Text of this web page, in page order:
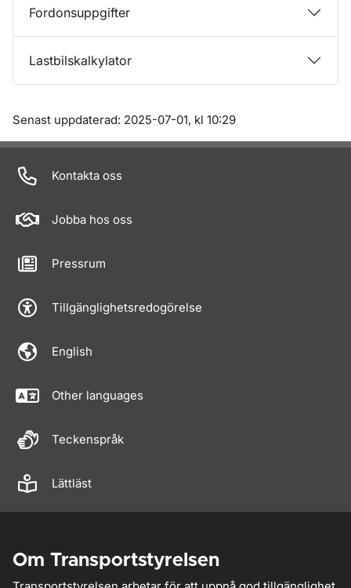
Fordonsuppgifter
Lastbilskalkylator
Om sidan
Senast uppdaterad: 2025-07-01, kl 10:29
Kontakta oss
Jobba hos oss
Pressrum
Tillgänglighetsredogörelse
English
Other languages
Teckenspråk
Lättläst
Om Transportstyrelsen